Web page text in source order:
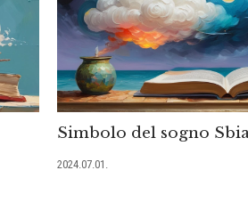
Simbolo del sogno
2024.07.01.